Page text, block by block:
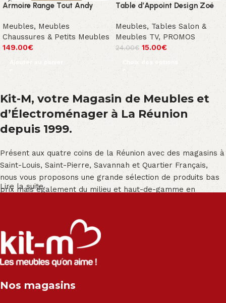
Armoire Range Tout Andy
Meubles, Meubles
Chaussures & Petits Meubles
149.00€
Ajouter au panier
Table d’Appoint Design Zoé
Meubles, Tables Salon &
Meubles TV, PROMOS
24.00€ 15.00€
Choix des options
Kit-M, votre Magasin de Meubles et
d’Électroménager à La Réunion
depuis 1999.
Présent aux quatre coins de la Réunion avec des magasins à
Saint-Louis, Saint-Pierre, Savannah et Quartier Français,
nous vous proposons une grande sélection de produits bas
prix mais également du milieu et haut-de-gamme en
Salon angle - Salon convertible - Salon relax - Canapé -
Canapé lit - Cuisine sur-mesure - Fauteuil - Armoire - Table
et chaise - Meuble de salle de bain - Literie - Lit - Bureau -
Électroménager - Télévision led - Réfrigérateur -
- Matelas - Hifi Hitachi, LG, Sharp, Philips, Bosh, Moulinex,
Lire la suite
Nos magasins